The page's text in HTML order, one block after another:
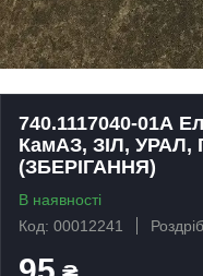
740.1117040-01А
КамАЗ, ЗІЛ, УРАЛ,
(ЗБЕРІГАННЯ)
В наявності
Код: 00012241
Роздріб